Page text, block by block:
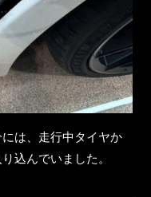
は、走行中タイヤか
込んでいました。